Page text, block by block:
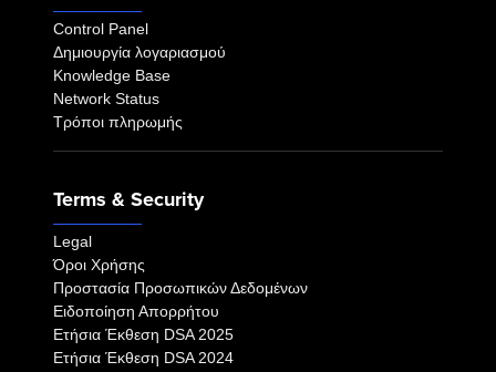
Control Panel
Δημιουργία λογαριασμού
Knowledge Base
Network Status
Τρόποι πληρωμής
Terms & Security
Legal
Όροι Χρήσης
Προστασία Προσωπικών Δεδομένων
Ειδοποίηση Απορρήτου
Eτήσια Έκθεση DSA 2025
Eτήσια Έκθεση DSA 2024